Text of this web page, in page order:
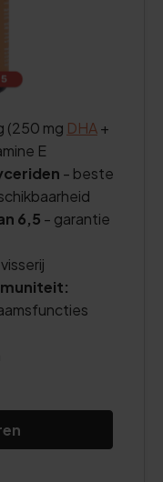
(250 mg DHA+
E
- beste
6,5 - garantie